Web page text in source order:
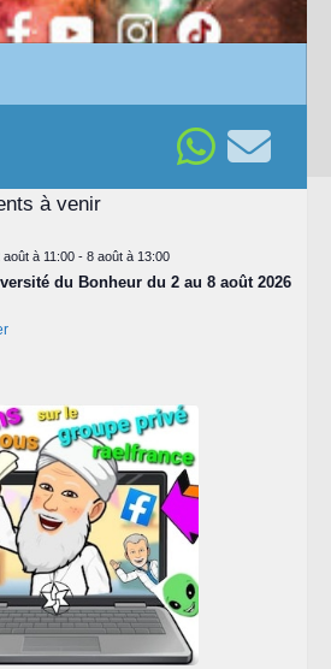
à venir
août à 11:00 - 8 août à 13:00
du Bonheur du 2 au 8 août 2026